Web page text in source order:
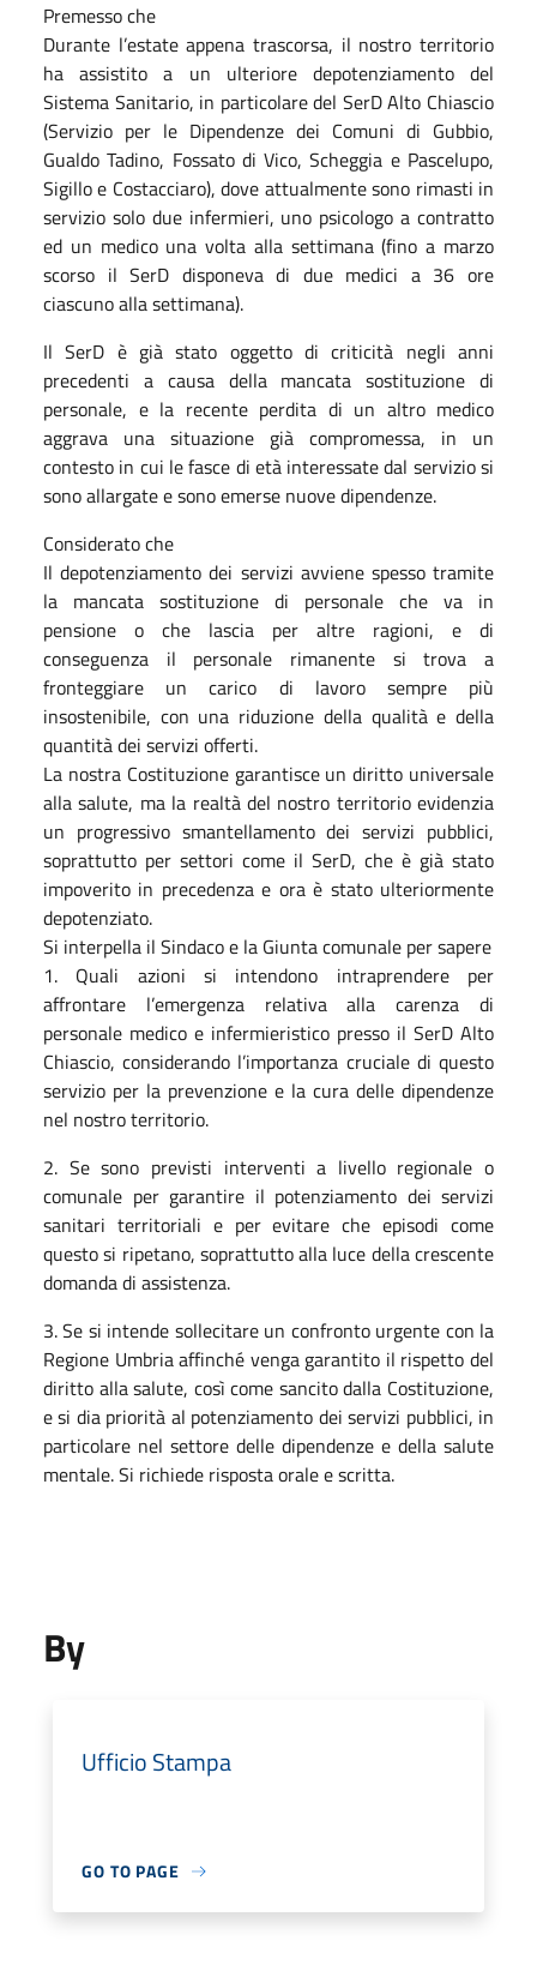
Premesso che
Durante l’estate appena trascorsa, il nostro territorio
ha assistito a un ulteriore depotenziamento del
Sistema Sanitario, in particolare del SerD Alto Chiascio
(Servizio per le Dipendenze dei Comuni di Gubbio,
Gualdo Tadino, Fossato di Vico, Scheggia e Pascelupo,
Sigillo e Costacciaro), dove attualmente sono rimasti in
servizio solo due infermieri, uno psicologo a contratto
ed un medico una volta alla settimana (fino a marzo
scorso il SerD disponeva di due medici a 36 ore
ciascuno alla settimana).
Il SerD è già stato oggetto di criticità negli anni
precedenti a causa della mancata sostituzione di
personale, e la recente perdita di un altro medico
aggrava una situazione già compromessa, in un
contesto in cui le fasce di età interessate dal servizio si
sono allargate e sono emerse nuove dipendenze.
Considerato che
Il depotenziamento dei servizi avviene spesso tramite
la mancata sostituzione di personale che va in
pensione o che lascia per altre ragioni, e di
conseguenza il personale rimanente si trova a
fronteggiare un carico di lavoro sempre più
insostenibile, con una riduzione della qualità e della
quantità dei servizi offerti.
La nostra Costituzione garantisce un diritto universale
alla salute, ma la realtà del nostro territorio evidenzia
un progressivo smantellamento dei servizi pubblici,
soprattutto per settori come il SerD, che è già stato
impoverito in precedenza e ora è stato ulteriormente
depotenziato.
Si interpella il Sindaco e la Giunta comunale per sapere
1. Quali azioni si intendono intraprendere per
affrontare l’emergenza relativa alla carenza di
personale medico e infermieristico presso il SerD Alto
Chiascio, considerando l’importanza cruciale di questo
servizio per la prevenzione e la cura delle dipendenze
nel nostro territorio.
2. Se sono previsti interventi a livello regionale o
comunale per garantire il potenziamento dei servizi
sanitari territoriali e per evitare che episodi come
questo si ripetano, soprattutto alla luce della crescente
domanda di assistenza.
3. Se si intende sollecitare un confronto urgente con la
Regione Umbria affinché venga garantito il rispetto del
diritto alla salute, così come sancito dalla Costituzione,
e si dia priorità al potenziamento dei servizi pubblici, in
particolare nel settore delle dipendenze e della salute
mentale. Si richiede risposta orale e scritta.
By
Ufficio Stampa
GO TO PAGE